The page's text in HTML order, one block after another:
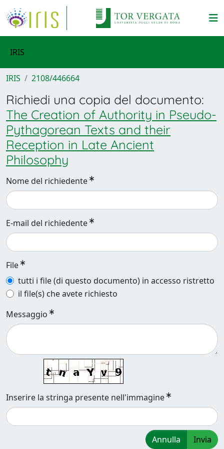
IRIS
IRIS 2108/446664
Richiedi una copia del documento:
The Creation of Authority in Pseudo-
Pythagorean Texts and their
Reception in Late Ancient
Philosophy
Nome del richiedente
E-mail del richiedente
File
tutti i file (di questo documento) in accesso ristretto
il file(s) che avete richiesto
Messaggio
Inserire la stringa presente nell'immagine
Annulla Invia